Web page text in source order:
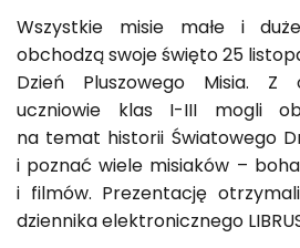
Wszystkie misie małe i
obchodzą swoje święto 25
Dzień Pluszowego Misia.
uczniowie klas I-III mogli
na temat historii Światowego
i poznać wiele misiaków –
i filmów. Prezentację
dziennika elektronicznego